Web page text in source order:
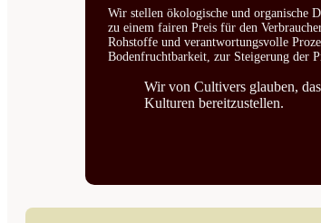
Wir stellen ökologische und organische
zu einem fairen Preis für den
Rohstoffe und verantwortungsvolle
Bodenfruchtbarkeit, zur Steigerung der
Wir von Cultivers glauben,
Kulturen bereitzustellen.